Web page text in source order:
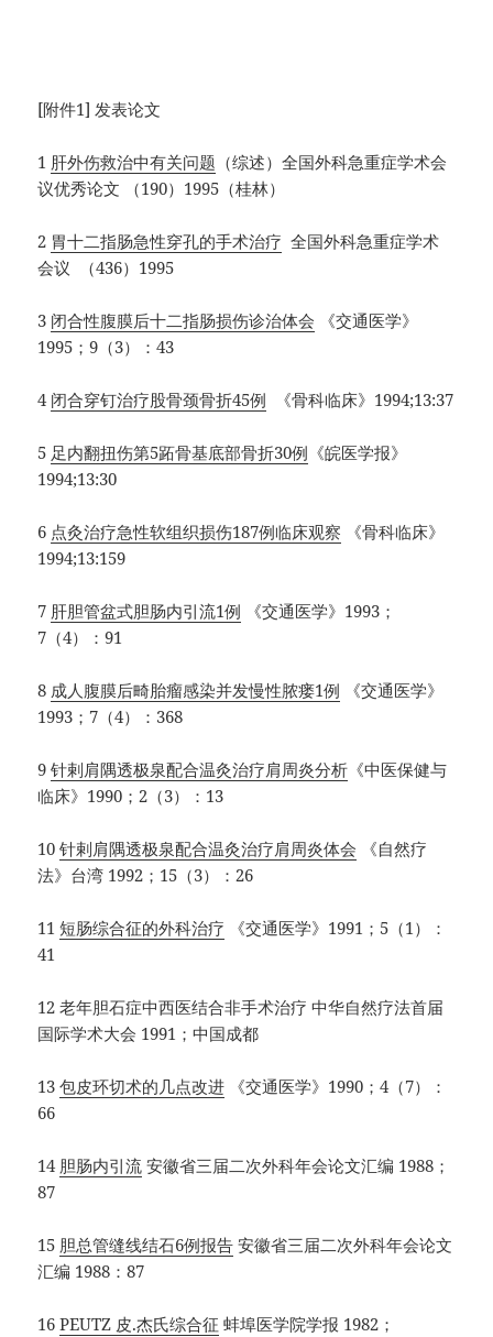
[附件1] 发表论文
1 肝外伤救治中有关问题 （综述）全国外科急重症学术会
议优秀论文 （190）1995（桂林）
2 胃十二指肠急性穿孔的手术治疗 全国外科急重症学术
会议 （436）1995
3 闭合性腹膜后十二指肠损伤诊治体会 《交通医学》
1995；9（3）：43
4 闭合穿钉治疗股骨颈骨折45例 《骨科临床》1994;13:37
5 足内翻扭伤第5跖骨基底部骨折30例 《皖医学报》
1994;13:30
6 点灸治疗急性软组织损伤187例临床观察 《骨科临床》
1994;13:159
7 肝胆管盆式胆肠内引流1例 《交通医学》1993；
7（4）：91
8 成人腹膜后畸胎瘤感染并发慢性脓瘘1例 《交通医学》
1993；7（4）：368
9针剌肩隅透极泉配合温灸治疗肩周炎分析 《中医保健与
临床》1990；2（3）：13
10针剌肩隅透极泉配合温灸治疗肩周炎体会 《自然疗
法》台湾 1992；15（3）：26
11短肠综合征的外科治疗 《交通医学》1991；5（1）：
41
12 老年胆石症中西医结合非手术治疗 中华自然疗法首届
国际学术大会 1991；中国成都
13包皮环切术的几点改进 《交通医学》1990；4（7）：
66
14 胆肠内引流 安徽省三届二次外科年会论文汇编 1988；
87
15 胆总管缝线结石6例报告 安徽省三届二次外科年会论文
汇编 1988：87
16PEUTZ 皮.杰氏综合征 蚌埠医学院学报 1982；